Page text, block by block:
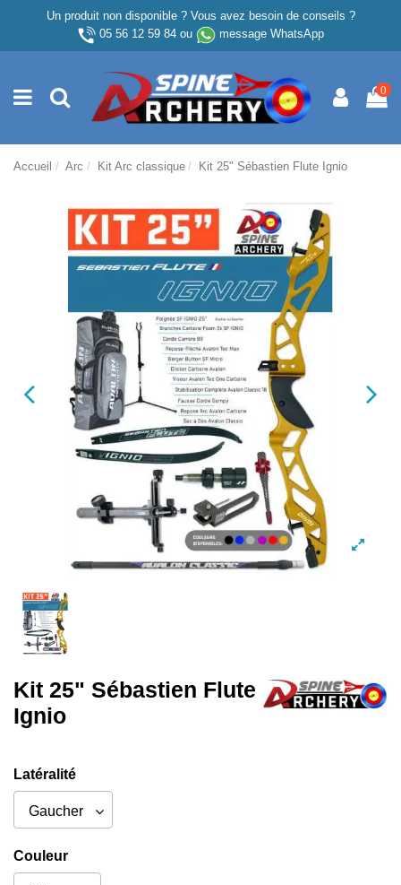
Un produit non disponible ? Vous avez besoin de conseils ?
05 56 12 59 84ou message WhatsApp
0
Accueil Arc Kit Arc classique Kit 25" Sébastien Flute Ignio
Kit 25" Sébastien Flute
Ignio
Latéralité
Couleur